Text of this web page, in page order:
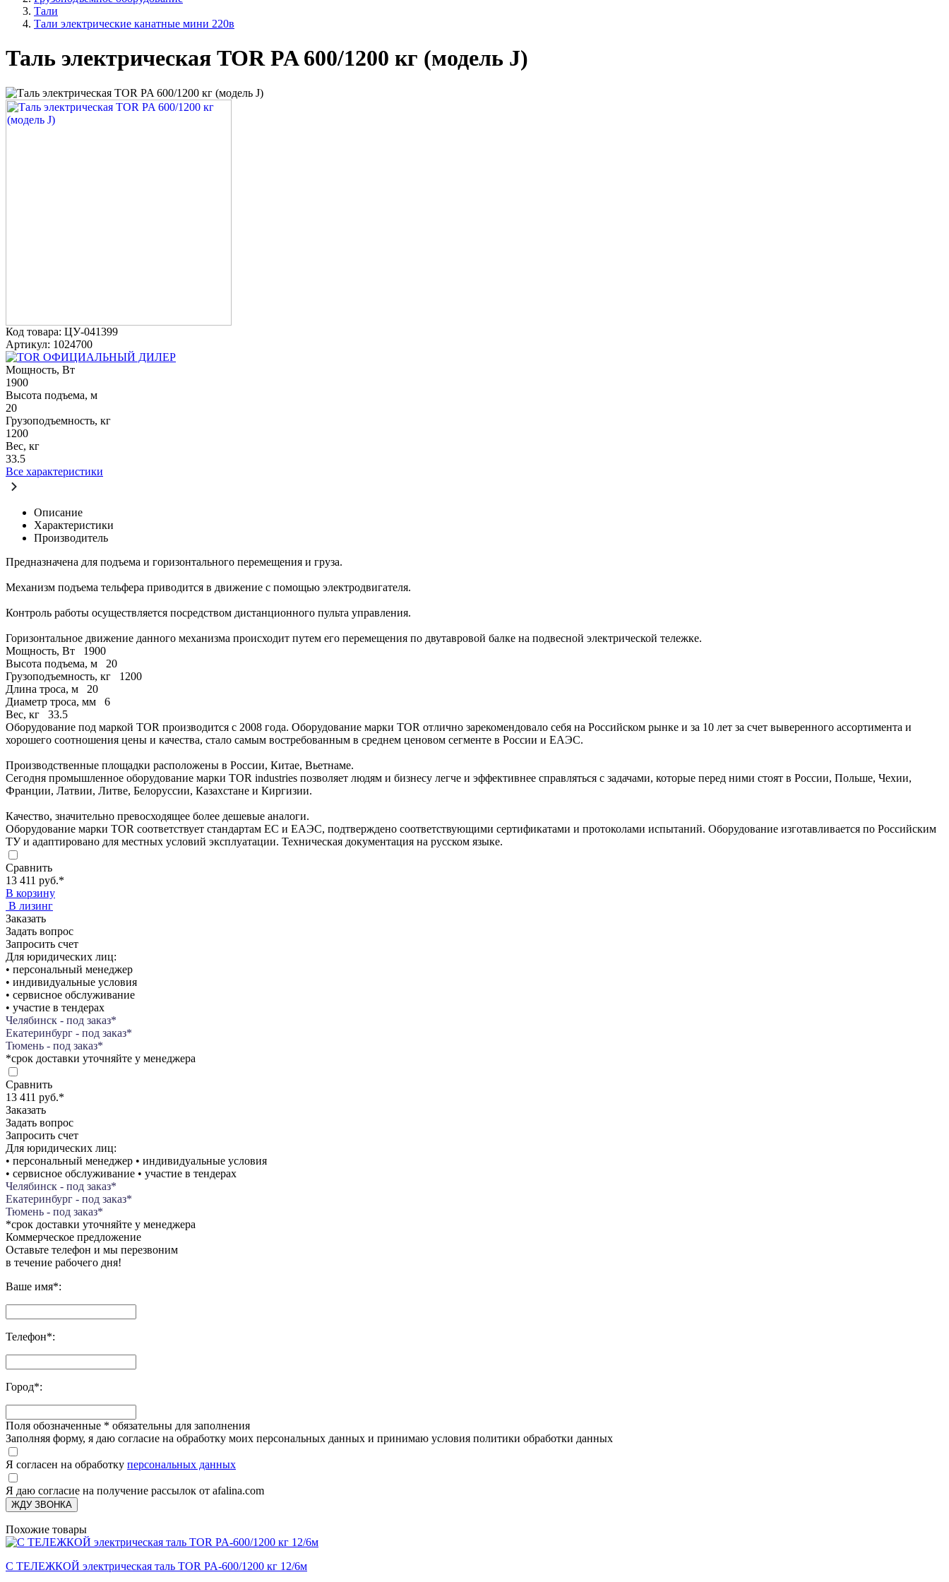
Тали
Тали электрические канатные мини 220в
Таль электрическая TOR PA 600/1200 кг (модель J)
Код товара: ЦУ-041399
Артикул: 1024700
ОФИЦИАЛЬНЫЙ ДИЛЕР
Мощность, Вт
1900
Высота подъема, м
20
Грузоподъемность, кг
1200
Вес, кг
33.5
Все характеристики
Описание
Характеристики
Производитель
Предназначена для подъема и горизонтального перемещения и груза.
Механизм подъема тельфера приводится в движение с помощью электродвигателя.
Контроль работы осуществляется посредством дистанционного пульта управления.
Горизонтальное движение данного механизма происходит путем его перемещения по двутавровой балке на подвесной электрической тележке.
Мощность, Вт
1900
Высота подъема, м
20
Грузоподъемность, кг
1200
Длина троса, м
20
Диаметр троса, мм
6
Вес, кг
33.5
Оборудование под маркой TOR производится с 2008 года. Оборудование марки TOR отлично зарекомендовало себя на Российском рынке и за 10 лет за счет выверенного ассортимента и
хорошего соотношения цены и качества, стало самым востребованным в среднем ценовом сегменте в России и ЕАЭС.
Производственные площадки расположены в России, Китае, Вьетнаме.
Сегодня промышленное оборудование марки TOR industries позволяет людям и бизнесу легче и эффективнее справляться с задачами, которые перед ними стоят в России, Польше, Чехии,
Франции, Латвии, Литве, Белоруссии, Казахстане и Киргизии.
Качество, значительно превосходящее более дешевые аналоги.
Оборудование марки TOR соответствует стандартам ЕС и ЕАЭС, подтверждено соответствующими сертификатами и протоколами испытаний. Оборудование изготавливается по Российским
ТУ и адаптировано для местных условий эксплуатации. Техническая документация на русском языке.
Сравнить
13 411 руб.*
В корзину
В лизинг
Заказать
Задать вопрос
Запросить счет
Для юридических лиц:
• персональный менеджер
• индивидуальные условия
• сервисное обслуживание
• участие в тендерах
Челябинск - под заказ*
Екатеринбург - под заказ*
Тюмень - под заказ*
*срок доставки уточняйте у менеджера
Сравнить
13 411 руб.*
Заказать
Задать вопрос
Запросить счет
Для юридических лиц:
• персональный менеджер • индивидуальные условия
• сервисное обслуживание • участие в тендерах
Челябинск - под заказ*
Екатеринбург - под заказ*
Тюмень - под заказ*
*срок доставки уточняйте у менеджера
Коммерческое предложение
Оставьте телефон и мы перезвоним
в течение рабочего дня!
Ваше имя*:
Телефон*:
Город*:
Поля обозначенные * обязательны для заполнения
Заполняя форму, я даю согласие на обработку моих персональных данных и принимаю условия политики обработки данных
Я согласен на обработку персональных данных
Я даю согласие на получение рассылок от afalina.com
ЖДУ ЗВОНКА
Похожие товары
С ТЕЛЕЖКОЙ электрическая таль TOR PA-600/1200 кг 12/6м